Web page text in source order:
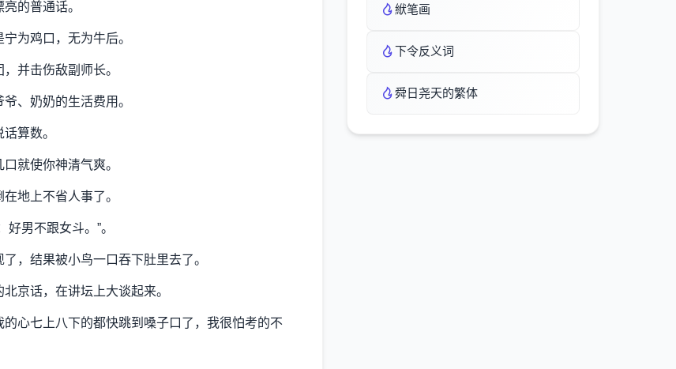
的普通话。
为鸡口，无为牛后。
并击伤敌副师长。
、奶奶的生活费用。
算数。
就使你神清气爽。
地上不省人事了。
男不跟女斗。”。
，结果被小鸟一口吞下肚里去了。
京话，在讲坛上大谈起来。
心七上八下的都快跳到嗓子口了，我很怕考的不
絥笔画
下令反义词
舜日尧天的繁体